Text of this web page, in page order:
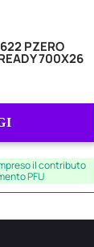
PZERO
700X26
il contributo
PFU